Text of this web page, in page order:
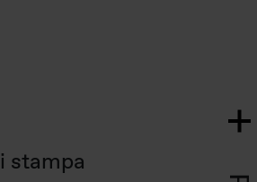
stampa